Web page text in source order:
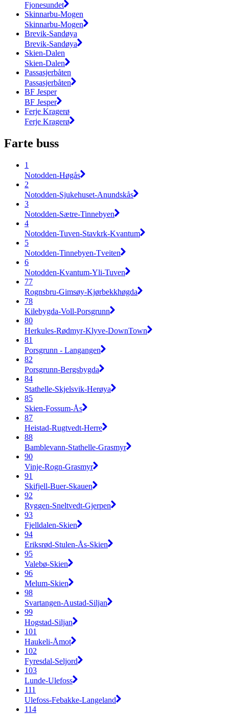
Fjonesundet
Skinnarbu-Mogen
Skinnarbu-Mogen
Brevik-Sandøya
Brevik-Sandøya
Skien-Dalen
Skien-Dalen
Passasjerbåten
Passasjerbåten
BF Jesper
BF Jesper
Ferje Kragerø
Ferje Kragerø
Farte buss
1
Notodden-Høgås
2
Notodden-Sjukehuset-Anundskås
3
Notodden-Sætre-Tinnebyen
4
Notodden-Tuven-Stavkrk-Kvantum
5
Notodden-Tinnebyen-Tveiten
6
Notodden-Kvantum-Yli-Tuven
77
Rognsbru-Gimsøy-Kjørbekkhøgda
78
Kilebygda-Voll-Porsgrunn
80
Herkules-Rødmyr-Klyve-DownTown
81
Porsgrunn - Langangen
82
Porsgrunn-Bergsbygda
84
Stathelle-Skjelsvik-Herøya
85
Skien-Fossum-Ås
87
Heistad-Rugtvedt-Herre
88
Bamblevann-Stathelle-Grasmyr
90
Vinje-Rogn-Grasmyr
91
Skifjell-Buer-Skauen
92
Ryggen-Sneltvedt-Gjerpen
93
Fjelldalen-Skien
94
Eriksrød-Stulen-Ås-Skien
95
Valebø-Skien
96
Melum-Skien
98
Svartangen-Austad-Siljan
99
Hogstad-Siljan
101
Haukeli-Åmot
102
Fyresdal-Seljord
103
Lunde-Ulefoss
111
Ulefoss-Febakke-Langeland
114